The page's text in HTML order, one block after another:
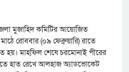
মুজাহিদ কমিটির আয়োজিত
রোববার (০৯ ফেব্রুয়ারি) রাতে
হয়। মাহফিল শেষে চরমোনাই পীরের
হাত রেখে আলহাজ অ্যাডভোকেট